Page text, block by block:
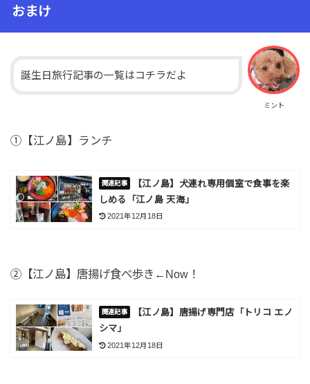
おまけ
ミント
誕生日旅行記事の一覧はコチラだよ
①【江ノ島】ランチ
【江ノ島】犬連れ専用個室で食事を楽
しめる「江ノ島 天海」
2021年12月18日
②【江ノ島】唐揚げ食べ歩き←Now！
【江ノ島】唐揚げ専門店「トリコ エノ
シマ」
2021年12月18日